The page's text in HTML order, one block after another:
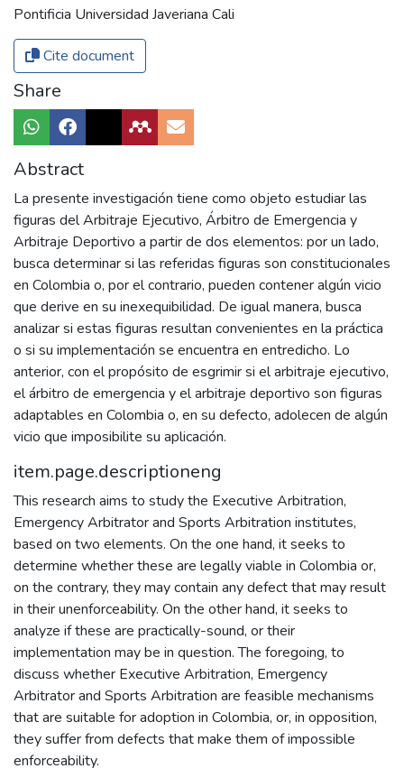
Pontificia Universidad Javeriana Cali
Cite document
Share
Abstract
La presente investigación tiene como objeto estudiar las
figuras del Arbitraje Ejecutivo, Árbitro de Emergencia y
Arbitraje Deportivo a partir de dos elementos: por un lado,
busca determinar si las referidas figuras son constitucionales
en Colombia o, por el contrario, pueden contener algún vicio
que derive en su inexequibilidad. De igual manera, busca
analizar si estas figuras resultan convenientes en la práctica
o si su implementación se encuentra en entredicho. Lo
anterior, con el propósito de esgrimir si el arbitraje ejecutivo,
el árbitro de emergencia y el arbitraje deportivo son figuras
adaptables en Colombia o, en su defecto, adolecen de algún
vicio que imposibilite su aplicación.
item.page.descriptioneng
This research aims to study the Executive Arbitration,
Emergency Arbitrator and Sports Arbitration institutes,
based on two elements. On the one hand, it seeks to
determine whether these are legally viable in Colombia or,
on the contrary, they may contain any defect that may result
in their unenforceability. On the other hand, it seeks to
analyze if these are practically-sound, or their
implementation may be in question. The foregoing, to
discuss whether Executive Arbitration, Emergency
Arbitrator and Sports Arbitration are feasible mechanisms
that are suitable for adoption in Colombia, or, in opposition,
they suffer from defects that make them of impossible
enforceability.